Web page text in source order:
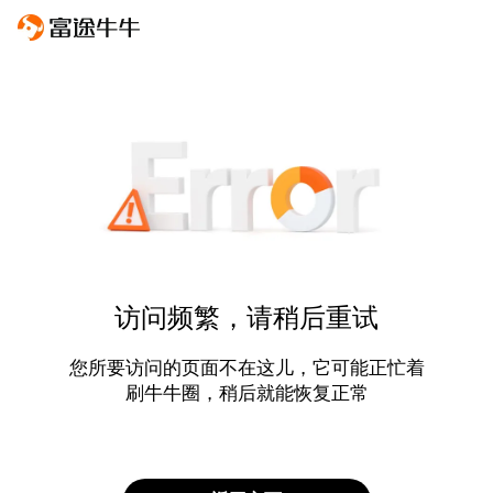
访问频繁，请稍后重试
您所要访问的页面不在这儿，它可能正忙着
刷牛牛圈，稍后就能恢复正常